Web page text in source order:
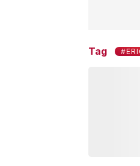
Tag